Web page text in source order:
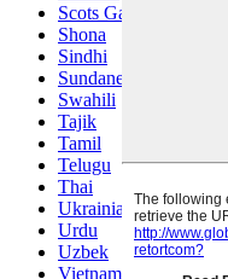
Scots Gaelic
Shona
Sindhi
Sundanese
Swahili
Tajik
Tamil
Telugu
Thai
Ukrainian
Urdu
Uzbek
Vietnamese